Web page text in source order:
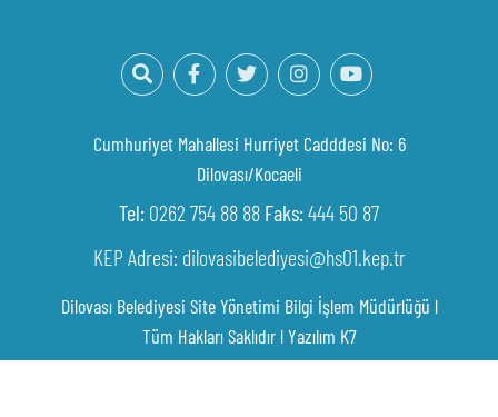
Cumhuriyet Mahallesi Hurriyet Cadddesi No: 6
Dilovası/Kocaeli
Tel: 0262 754 88 88 Faks:444 50 87
KEP Adresi: dilovasibelediyesi@hs01.kep.tr
Dilovası Belediyesi Site Yönetimi Bilgi İşlem Müdürlüğü l
Tüm Hakları Saklıdır lYazılım K7